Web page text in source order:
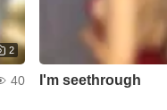
2
40 I'm seethrough